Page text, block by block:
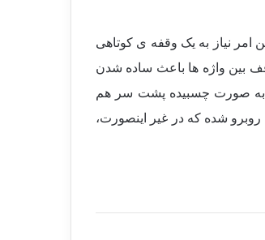
امر نیاز به یک وقفه ی کوتاهی
مجزا بیان میشوند. توقف بین واژه ها باعث ساده شدن
به صورت چسبیده پشت سر هم
روبرو شده که در غیر اینصورت،